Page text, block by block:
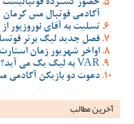
حضور گسترده
آکادمی فوتبال مس کرمان
تسلیت به آقای نوروزپور
فصل جدید لیگ برتر
اواخر شهریور زمان
VAR به لیگ یک می آید؟!
دعوت دو بازیکن آکادمی
آخرین مطالب